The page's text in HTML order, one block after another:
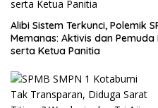
Alibi Sistem Terkunci, Polemik
Memanas: Aktivis dan Pemuda
serta Ketua Panitia